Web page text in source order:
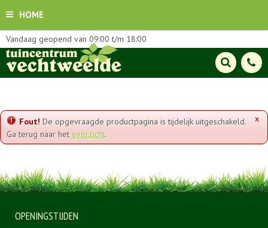
HOME
Vandaag geopend van 09:00 t/m 18:00
x
Fout! De opgevraagde productpagina is tijdelijk uitgeschakeld.
Ga terug naar het overzicht.
OPENINGSTIJDEN